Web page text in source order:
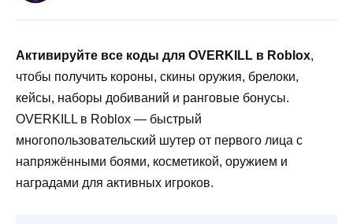
Активируйте все коды для OVERKILL в Roblox,
чтобы получить короны, скины оружия, брелоки,
кейсы, наборы добиваний и ранговые бонусы.
OVERKILL в Roblox — быстрый
многопользовательский шутер от первого лица с
напряжёнными боями, косметикой, оружием и
наградами для активных игроков.